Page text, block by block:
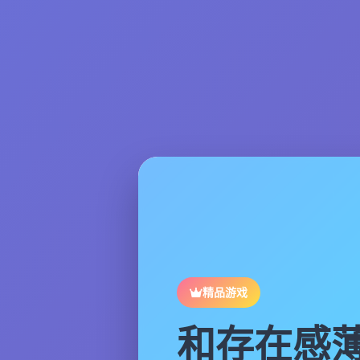
精品游戏
和存在感